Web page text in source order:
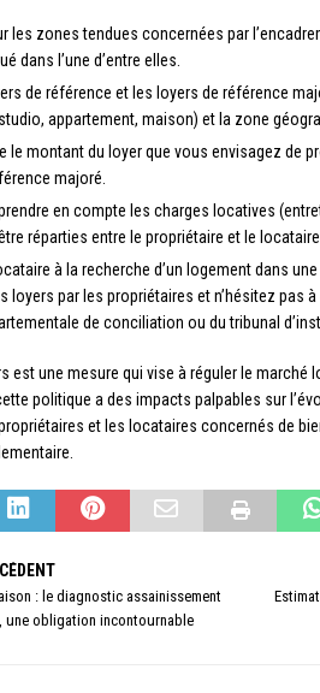
les zones tendues concernées par
dans l’une d’entre elles.
de référence et les loyers de référence
appartement, maison) et la zone
le montant du loyer que vous envisagez de
majoré.
en compte les charges locatives
réparties entre le propriétaire et le
à la recherche d’un logement dans
loyers par les propriétaires et n’hésitez pas
de conciliation ou du tribunal
est une mesure qui vise à réguler le
politique a des impacts palpables sur
et les locataires concernés de
: le diagnostic assainissement
une obligation incontournable